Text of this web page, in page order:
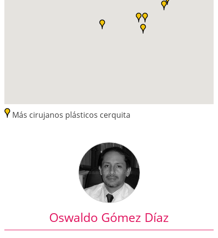
Más cirujanos plásticos cerquita
Oswaldo Gómez Díaz